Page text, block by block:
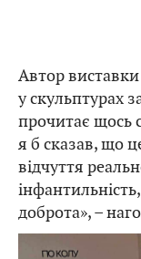
Автор
у скульптурах
прочитає щось
я б сказав, що
відчуття
доброта», –